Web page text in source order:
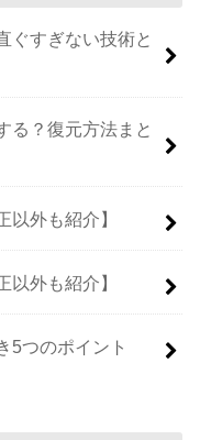
ぐすぎない技術と
る？復元方法まと
外も紹介】
外も紹介】
5つのポイント